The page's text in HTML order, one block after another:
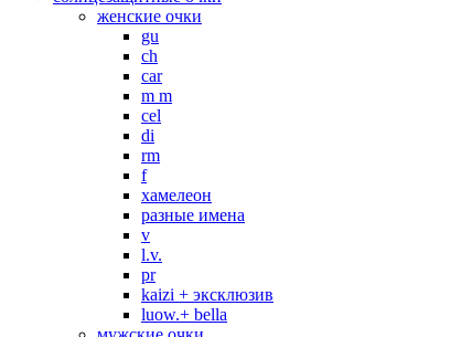
женские очки
gu
ch
car
m m
cel
di
rm
f
хамелеон
разные имена
v
l.v.
pr
kaizi + эксклюзив
luow.+ bella